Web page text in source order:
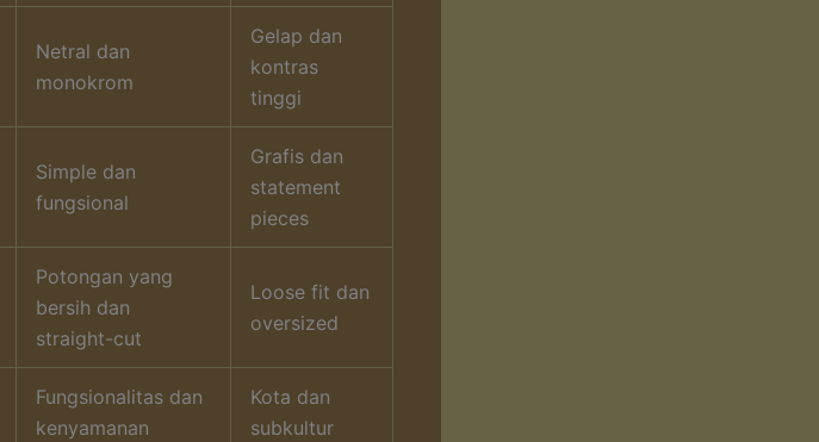
Netral dan
monokrom
Gelap dan
kontras
tinggi
Simple dan
fungsional
Grafis dan
statement
pieces
Potongan yang
bersih dan
straight-cut
Loose fit dan
oversized
Fungsionalitas dan
kenyamanan
Kota dan
subkultur